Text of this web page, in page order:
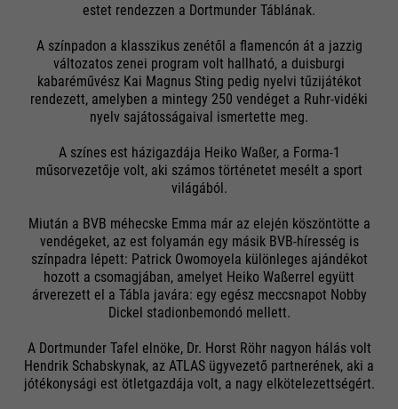
estet rendezzen a Dortmunder Táblának.
A színpadon a klasszikus zenétől a flamencón át a jazzig
változatos zenei program volt hallható, a duisburgi
kabaréművész Kai Magnus Sting pedig nyelvi tűzijátékot
rendezett, amelyben a mintegy 250 vendéget a Ruhr-vidéki
nyelv sajátosságaival ismertette meg.
A színes est házigazdája Heiko Waßer, a Forma-1
műsorvezetője volt, aki számos történetet mesélt a sport
világából.
Miután a BVB méhecske Emma már az elején köszöntötte a
vendégeket, az est folyamán egy másik BVB-híresség is
színpadra lépett: Patrick Owomoyela különleges ajándékot
hozott a csomagjában, amelyet Heiko Waßerrel együtt
árverezett el a Tábla javára: egy egész meccsnapot Nobby
Dickel stadionbemondó mellett.
A Dortmunder Tafel elnöke, Dr. Horst Röhr nagyon hálás volt
Hendrik Schabskynak, az ATLAS ügyvezető partnerének, aki a
jótékonysági est ötletgazdája volt, a nagy elkötelezettségért.